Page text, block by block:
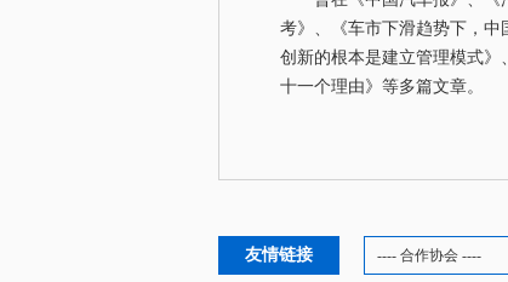
考》、《车市下滑趋势下，中
创新的根本是建立管理模式》
十一个理由》等多篇文章。
友情链接 ---- 合作协会 ----